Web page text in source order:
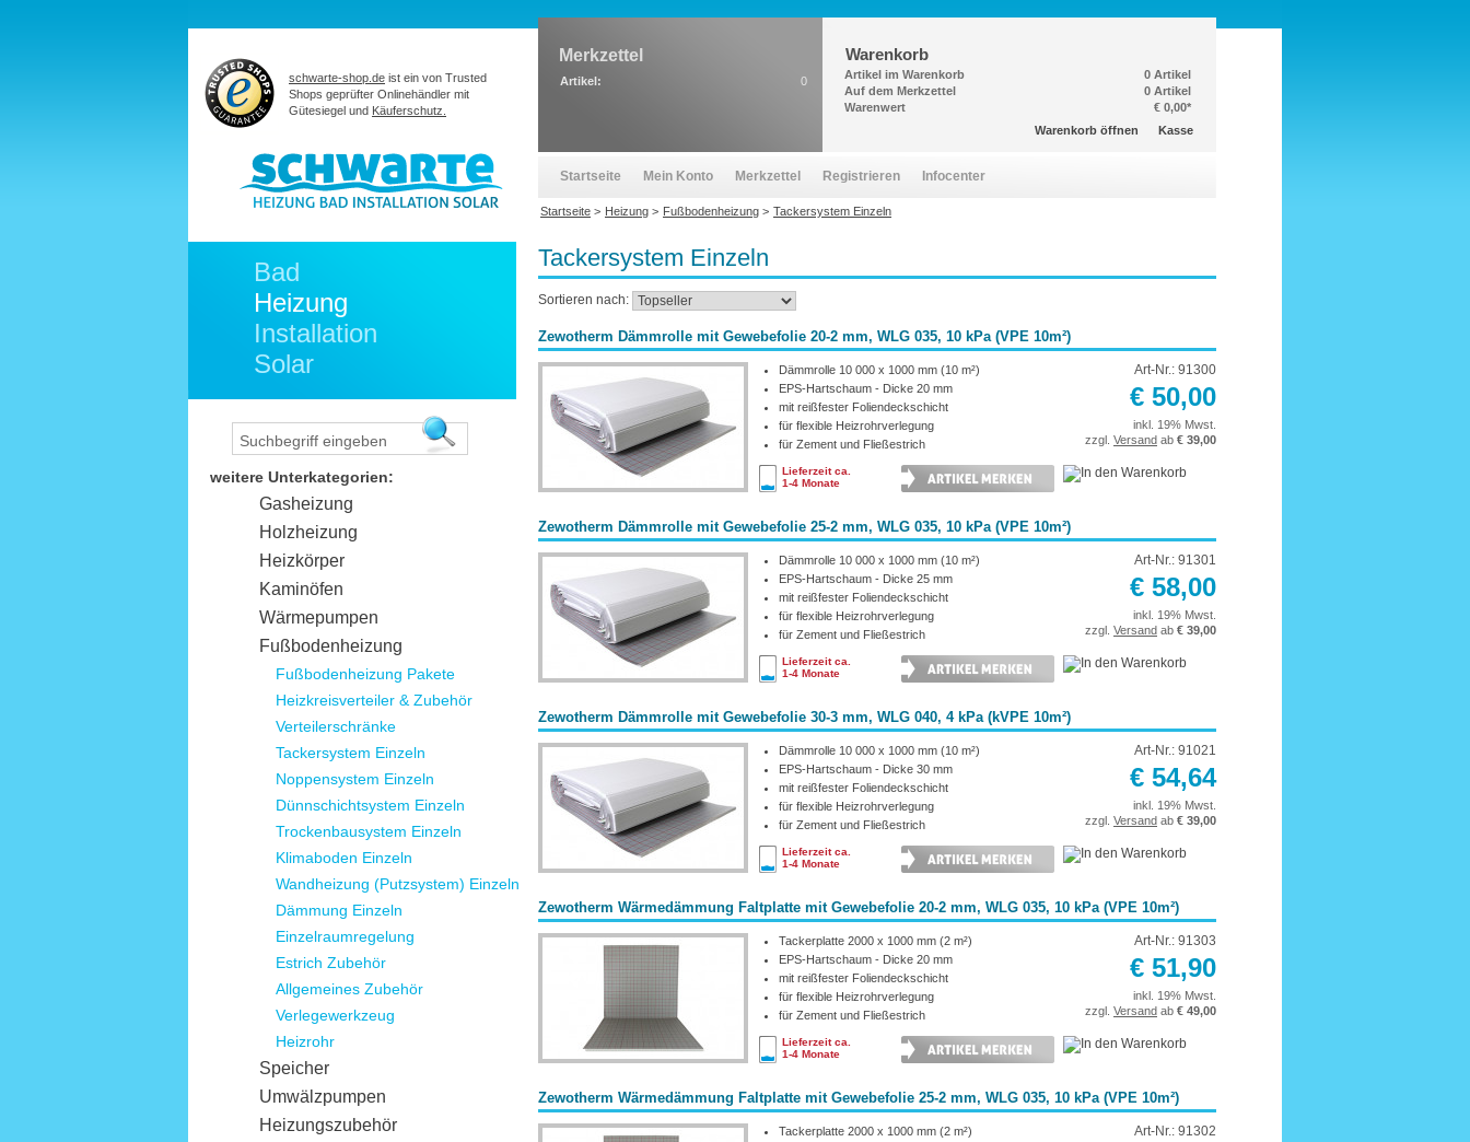
Tackersystem Einzeln
Sortieren nach:
Zewotherm Dämmrolle mit Gewebefolie 20-2 mm, WLG 035, 10 kPa (VPE 10m²)
Dämmrolle 10 000 x 1000 mm (10 m²)
EPS-Hartschaum - Dicke 20 mm
mit reißfester Foliendeckschicht
für flexible Heizrohrverlegung
für Zement und Fließestrich
Art-Nr.: 91300
€ 50,00
inkl. 19% Mwst.
zzgl. Versand ab € 39,00
Lieferzeit ca.
1-4 Monate
Zewotherm Dämmrolle mit Gewebefolie 25-2 mm, WLG 035, 10 kPa (VPE 10m²)
Dämmrolle 10 000 x 1000 mm (10 m²)
EPS-Hartschaum - Dicke 25 mm
mit reißfester Foliendeckschicht
für flexible Heizrohrverlegung
für Zement und Fließestrich
Art-Nr.: 91301
€ 58,00
inkl. 19% Mwst.
zzgl. Versand ab € 39,00
Lieferzeit ca.
1-4 Monate
Zewotherm Dämmrolle mit Gewebefolie 30-3 mm, WLG 040, 4 kPa (kVPE 10m²)
Dämmrolle 10 000 x 1000 mm (10 m²)
EPS-Hartschaum - Dicke 30 mm
mit reißfester Foliendeckschicht
für flexible Heizrohrverlegung
für Zement und Fließestrich
Art-Nr.: 91021
€ 54,64
inkl. 19% Mwst.
zzgl. Versand ab € 39,00
Lieferzeit ca.
1-4 Monate
Zewotherm Wärmedämmung Faltplatte mit Gewebefolie 20-2 mm, WLG 035, 10 kPa (VPE 10m²)
Tackerplatte 2000 x 1000 mm (2 m²)
EPS-Hartschaum - Dicke 20 mm
mit reißfester Foliendeckschicht
für flexible Heizrohrverlegung
für Zement und Fließestrich
Art-Nr.: 91303
€ 51,90
inkl. 19% Mwst.
zzgl. Versand ab € 49,00
Lieferzeit ca.
1-4 Monate
Zewotherm Wärmedämmung Faltplatte mit Gewebefolie 25-2 mm, WLG 035, 10 kPa (VPE 10m²)
Tackerplatte 2000 x 1000 mm (2 m²)
Art-Nr.: 91302
Bad
Heizung
Installation
Solar
weitere Unterkategorien:
Gasheizung
Holzheizung
Heizkörper
Kaminöfen
Wärmepumpen
Fußbodenheizung
Fußbodenheizung Pakete
Heizkreisverteiler & Zubehör
Verteilerschränke
Tackersystem Einzeln
Noppensystem Einzeln
Dünnschichtsystem Einzeln
Trockenbausystem Einzeln
Klimaboden Einzeln
Wandheizung (Putzsystem) Einzeln
Dämmung Einzeln
Einzelraumregelung
Estrich Zubehör
Allgemeines Zubehör
Verlegewerkzeug
Heizrohr
Speicher
Umwälzpumpen
Heizungszubehör
schwarte-shop.de ist ein von Trusted
Shops geprüfter Onlinehändler mit
Gütesiegel und Käuferschutz.
Merkzettel
Artikel: 0
Warenkorb
Artikel im Warenkorb
0 Artikel
Auf dem Merkzettel
0 Artikel
Warenwert
€ 0,00*
Warenkorb öffnen
Kasse
Startseite Mein Konto Merkzettel Registrieren Infocenter
Startseite > Heizung > Fußbodenheizung > Tackersystem Einzeln